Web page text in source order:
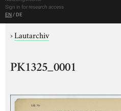
Sign in for research access
EN / DE
›Lautarchiv
PK1325_0001